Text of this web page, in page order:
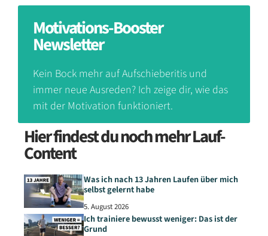
Motivations-Booster
Newsletter
Kein Bock mehr auf Aufschieberitis und
immer neue Ausreden? Ich zeige dir, wie das
mit der Motivation funktioniert.
Hier findest du noch mehr Lauf-
Content
Was ich nach 13 Jahren Laufen über mich
selbst gelernt habe
5. August 2026
Ich trainiere bewusst weniger: Das ist der
Grund